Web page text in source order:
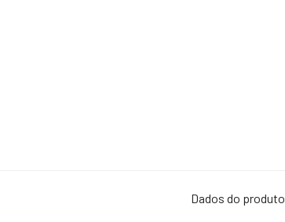
Dados do produto